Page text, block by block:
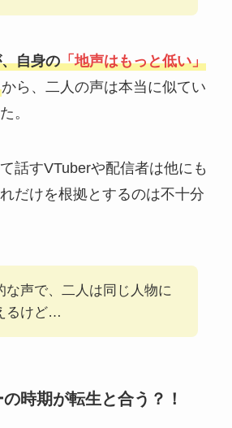
自身の「地声はもっと低い」
から、二人の声は本当に似てい
。
話すVTuberや配信者は他にも
だけを根拠とするのは不十分
な声で、二人は同じ人物に
るけど…
時期が転生と合う？！